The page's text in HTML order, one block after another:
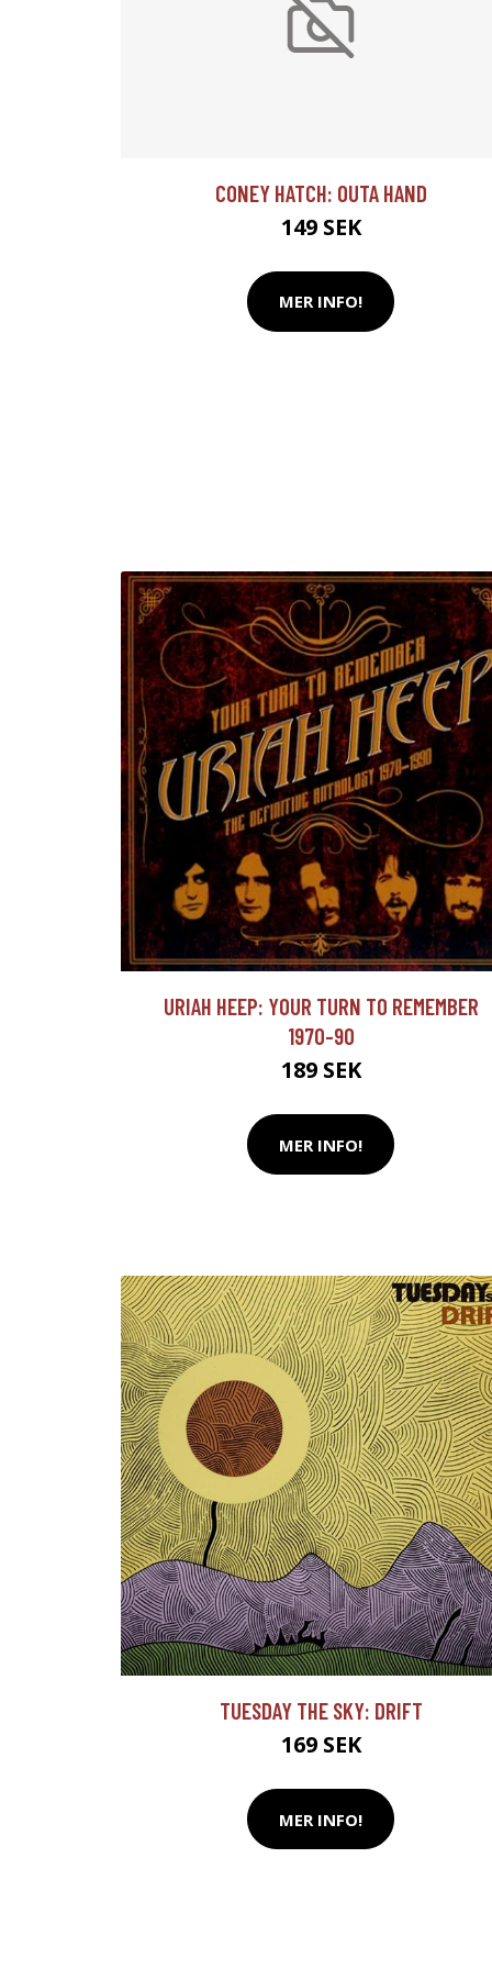
CONEY HATCH: OUTA HAND
149 SEK
MER INFO!
URIAH HEEP: YOUR TURN TO REMEMBER
1970-90
189 SEK
MER INFO!
TUESDAY THE SKY: DRIFT
169 SEK
MER INFO!